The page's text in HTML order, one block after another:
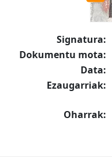
Signatura:
Dokumentu mota:
Data:
Ezaugarriak:
Oharrak: